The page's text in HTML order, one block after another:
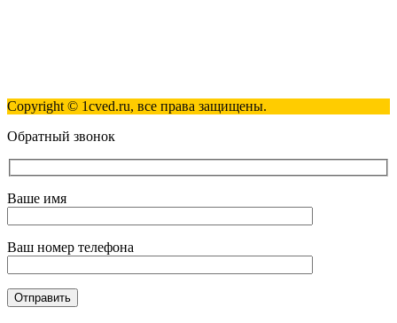
Copyright © 1cved.ru, все права защищены.
Обратный звонок
Ваше имя
Ваш номер телефона